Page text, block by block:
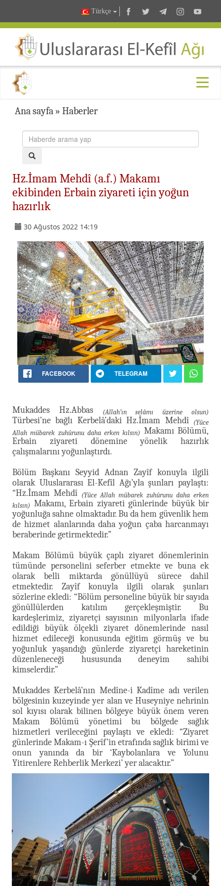
Türkçe
Ana sayfa » Haberler
Hz.İmam Mehdî (a.f.) Makamı
ekibinden Erbain ziyareti için yoğun
hazırlık
30 Ağustos 2022 14:19
FACEBOOK TELEGRAM
Mukaddes Hz.Abbas (Allah’ın selâmı üzerine olsun)
Türbesi’ne bağlı Kerbelâ’daki Hz.İmam Mehdî
(Yüce
Allah mübarek zuhûrunu daha erken kılsın) Makamı Bölümü,
Erbain ziyareti dönemine yönelik hazırlık
çalışmalarını yoğunlaştırdı.
Bölüm Başkanı Seyyid Adnan Zayîf konuyla ilgili
olarak Uluslararası El-Kefîl Ağı’yla şunları paylaştı:
“Hz.İmam Mehdî (Yüce Allah mübarek zuhûrunu daha erken
kılsın) Makamı, Erbain ziyareti günlerinde büyük bir
yoğunluğa sahne olmaktadır. Bu da hem güvenlik hem
de hizmet alanlarında daha yoğun çaba harcanmayı
beraberinde getirmektedir.”
Makam Bölümü büyük çaplı ziyaret dönemlerinin
tümünde personelini seferber etmekte ve buna ek
olarak belli miktarda gönüllüyü sürece dahil
etmektedir. Zayîf konuyla ilgili olarak şunları
sözlerine ekledi: “Bölüm personeline büyük bir sayıda
gönüllülerden katılım gerçekleşmiştir. Bu
kardeşlerimiz, ziyaretçi sayısının milyonlarla ifade
edildiği büyük ölçekli ziyaret dönemlerinde nasıl
hizmet edileceği konusunda eğitim görmüş ve bu
yoğunluk yaşandığı günlerde ziyaretçi hareketinin
düzenleneceği hususunda deneyim sahibi
kimselerdir.”
Mukaddes Kerbelâ’nın Medîne-i Kadîme adı verilen
bölgesinin kuzeyinde yer alan ve Huseyniye nehrinin
sol kıyısı olarak bilinen bölgeye büyük önem veren
Makam Bölümü yönetimi bu bölgede sağlık
hizmetleri verileceğini paylaştı ve ekledi: “Ziyaret
günlerinde Makam-ı Şerîf’in etrafında sağlık birimi ve
onun yanında da bir ‘Kaybolanlara ve Yolunu
Yitirenlere Rehberlik Merkezi’ yer alacaktır.”